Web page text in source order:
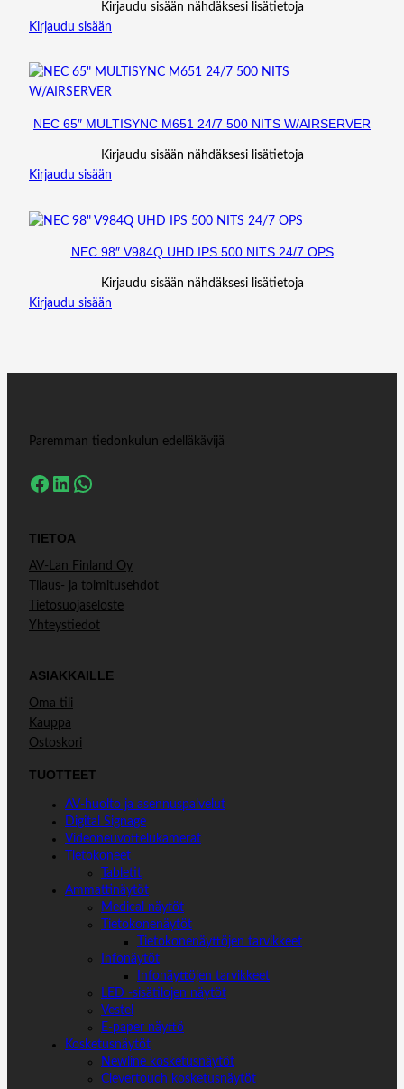
Kirjaudu sisään nähdäksesi lisätietoja
Kirjaudu sisään
NEC 65″ MULTISYNC M651 24/7 500 NITS W/AIRSERVER
Kirjaudu sisään nähdäksesi lisätietoja
Kirjaudu sisään
NEC 98″ V984Q UHD IPS 500 NITS 24/7 OPS
Kirjaudu sisään nähdäksesi lisätietoja
Kirjaudu sisään
Paremman tiedonkulun edelläkävijä
Facebook LinkedIn WhatsApp
TIETOA
AV-Lan Finland Oy
Tilaus- ja toimitusehdot
Tietosuojaseloste
Yhteystiedot
ASIAKKAILLE
Oma tili
Kauppa
Ostoskori
TUOTTEET
AV-huolto ja asennuspalvelut
Digital Signage
Videoneuvottelukamerat
Tietokoneet
Tabletit
Ammattinäytöt
Medical näytöt
Tietokonenäytöt
Tietokonenäyttöjen tarvikkeet
Infonäytöt
Infonäyttöjen tarvikkeet
LED -sisätilojen näytöt
Vestel
E-paper näyttö
Kosketusnäytöt
Newline kosketusnäytöt
Clevertouch kosketusnäytöt